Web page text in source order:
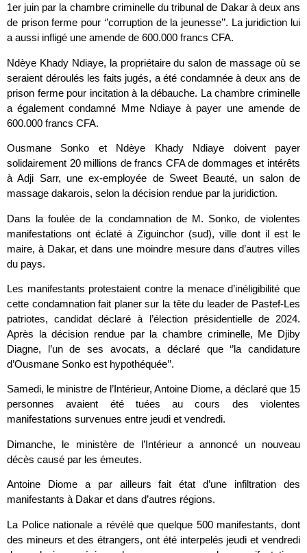
1er juin par la chambre criminelle du tribunal de Dakar à deux ans
de prison ferme pour ‘’corruption de la jeunesse’’. La juridiction lui
a aussi infligé une amende de 600.000 francs CFA.
Ndèye Khady Ndiaye, la propriétaire du salon de massage où se
seraient déroulés les faits jugés, a été condamnée à deux ans de
prison ferme pour incitation à la débauche. La chambre criminelle
a également condamné Mme Ndiaye à payer une amende de
600.000 francs CFA.
Ousmane Sonko et Ndèye Khady Ndiaye doivent payer
solidairement 20 millions de francs CFA de dommages et intérêts
à Adji Sarr, une ex-employée de Sweet Beauté, un salon de
massage dakarois, selon la décision rendue par la juridiction.
Dans la foulée de la condamnation de M. Sonko, de violentes
manifestations ont éclaté à Ziguinchor (sud), ville dont il est le
maire, à Dakar, et dans une moindre mesure dans d’autres villes
du pays.
Les manifestants protestaient contre la menace d’inéligibilité que
cette condamnation fait planer sur la tête du leader de Pastef-Les
patriotes, candidat déclaré à l’élection présidentielle de 2024.
Après la décision rendue par la chambre criminelle, Me Djiby
Diagne, l’un de ses avocats, a déclaré que ‘’la candidature
d’Ousmane Sonko est hypothéquée’’.
Samedi, le ministre de l’Intérieur, Antoine Diome, a déclaré que 15
personnes avaient été tuées au cours des violentes
manifestations survenues entre jeudi et vendredi.
Dimanche, le ministère de l’Intérieur a annoncé un nouveau
décès causé par les émeutes.
Antoine Diome a par ailleurs fait état d’une infiltration des
manifestants à Dakar et dans d’autres régions.
La Police nationale a révélé que quelque 500 manifestants, dont
des mineurs et des étrangers, ont été interpelés jeudi et vendredi